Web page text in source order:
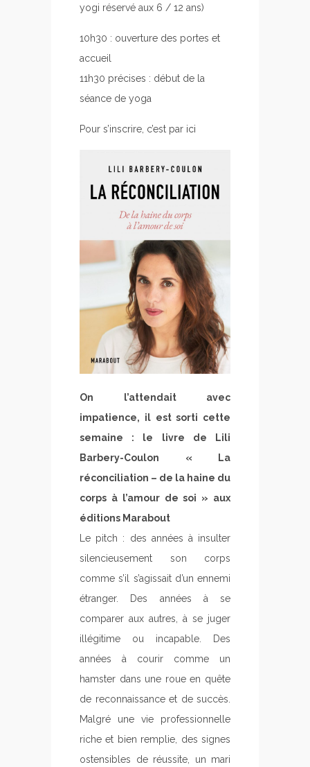
yogi réservé aux 6 / 12 ans)
10h30 : ouverture des portes et
accueil
11h30 précises : début de la
séance de yoga
Pour s’inscrire, c’est par ici
On l’attendait avec
impatience, il est sorti cette
semaine : le livre de Lili
Barbery-Coulon « La
réconciliation – de la haine du
corps à l’amour de soi » aux
éditions Marabout
Le pitch : des années à insulter
silencieusement son corps
comme s’il s’agissait d’un ennemi
étranger. Des années à se
comparer aux autres, à se juger
illégitime ou incapable. Des
années à courir comme un
hamster dans une roue en quête
de reconnaissance et de succès.
Malgré une vie professionnelle
riche et bien remplie, des signes
ostensibles de réussite, un mari